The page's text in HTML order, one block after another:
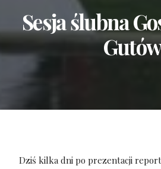
Sesjaślubna
Dziś kilka dni po prezentacji